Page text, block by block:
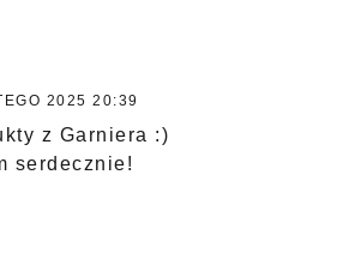
2025 20:39
z Garniera :)
serdecznie!